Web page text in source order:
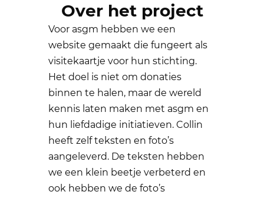
Over het project
Voor asgm hebben we een
website gemaakt die fungeert als
visitekaartje voor hun stichting.
Het doel is niet om donaties
binnen te halen, maar de wereld
kennis laten maken met asgm en
hun liefdadige initiatieven. Collin
heeft zelf teksten en foto’s
aangeleverd. De teksten hebben
we een klein beetje verbeterd en
ook hebben we de foto’s